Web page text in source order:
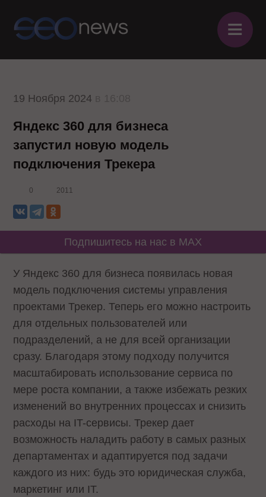
≡
19 Ноября 2024
Яндекс 360 для бизнеса
запустил новую модель
подключения Трекера
0 2011
Подпишитесь на нас в MAX
У Яндекс 360 для бизнеса появилась новая
модель подключения системы управления
проектами Трекер. Теперь его можно настроить
для отдельных пользователей или
подразделений, а не для всей организации
сразу. Благодаря этому подходу получится
масштабировать использование сервиса по
мере роста компании, а также избежать резких
изменений во внутренних процессах и снизить
расходы на IT-сервисы. Трекер дает
возможность наладить работу в самых разных
департаментах и адаптируется под задачи
каждого из них: будь это юридическая служба,
маркетинг или IT.